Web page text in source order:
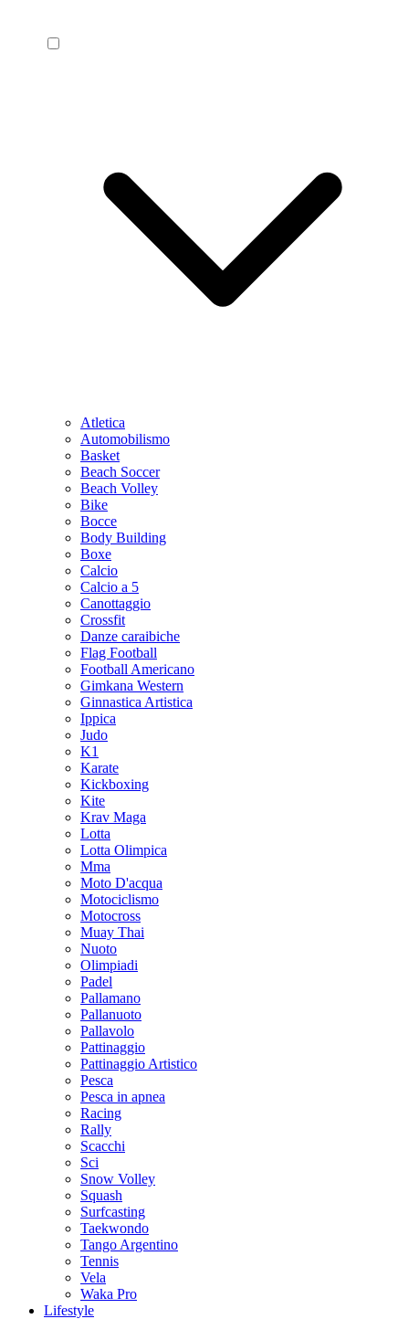
Atletica
Automobilismo
Basket
Beach Soccer
Beach Volley
Bike
Bocce
Body Building
Boxe
Calcio
Calcio a 5
Canottaggio
Crossfit
Danze caraibiche
Flag Football
Football Americano
Gimkana Western
Ginnastica Artistica
Ippica
Judo
K1
Karate
Kickboxing
Kite
Krav Maga
Lotta
Lotta Olimpica
Mma
Moto D'acqua
Motociclismo
Motocross
Muay Thai
Nuoto
Olimpiadi
Padel
Pallamano
Pallanuoto
Pallavolo
Pattinaggio
Pattinaggio Artistico
Pesca
Pesca in apnea
Racing
Rally
Scacchi
Sci
Snow Volley
Squash
Surfcasting
Taekwondo
Tango Argentino
Tennis
Vela
Waka Pro
Lifestyle